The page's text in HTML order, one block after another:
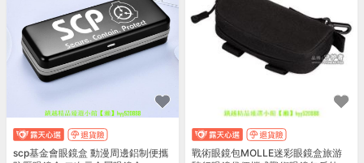
scp基金會眼鏡盒 動漫周邊鋁制便攜
戰術眼鏡包MOLLE迷彩眼鏡盒旅游